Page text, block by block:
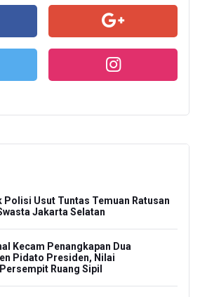
Polisi Usut Tuntas Temuan Ratusan
Jakarta Selatan
Kecam Penangkapan Dua
Pidato Presiden, Nilai
Ruang Sipil